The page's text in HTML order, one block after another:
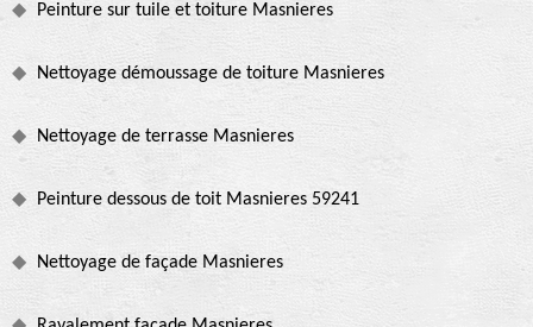
Peinture sur tuile et toiture Masnieres
Nettoyage démoussage de toiture Masnieres
Nettoyage de terrasse Masnieres
Peinture dessous de toit Masnieres 59241
Nettoyage de façade Masnieres